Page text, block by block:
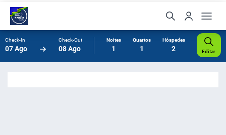
Check-In
07 Ago
Check-Out
08 Ago
Noites
1
Quartos
1
Hóspedes
2 Editar